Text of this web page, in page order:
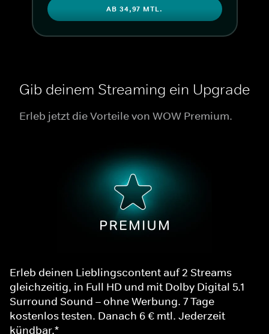
AB 34,97 MTL.
Gib deinem Streaming ein Upgrade
Erleb jetzt die Vorteile von WOW Premium.
Erleb deinen Lieblingscontent auf 2 Streams
gleichzeitig, in Full HD und mit Dolby Digital 5.1
Surround Sound – ohne Werbung. 7 Tage
kostenlos testen. Danach 6 € mtl. Jederzeit
kündbar.*